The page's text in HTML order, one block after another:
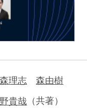
理志 森由樹
貴哉 （共著）